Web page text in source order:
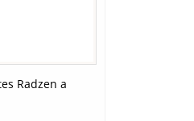
Radzen a